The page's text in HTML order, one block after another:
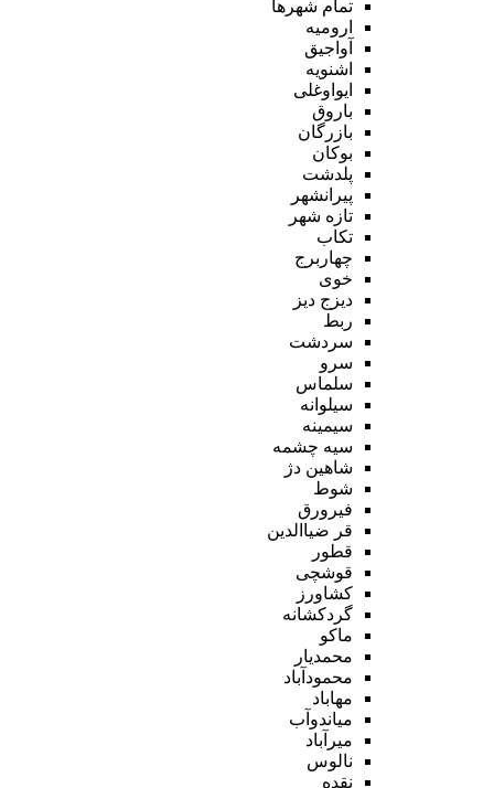
تمام شهر‌ها
ارومیه
آواجیق
اشنویه
ایواوغلی
باروق
بازرگان
بوکان
پلدشت
پیرانشهر
تازه شهر
تکاب
چهاربرج
خوی
دیزج دیز
ربط
سردشت
سرو
سلماس
سیلوانه
سیمینه
سیه چشمه
شاهین دژ
شوط
فیرورق
قر ضیاالدین
قطور
قوشچی
کشاورز
گردکشانه
ماکو
محمدیار
محمودآباد
مهاباد
میاندوآب
میرآباد
نالوس
نقده